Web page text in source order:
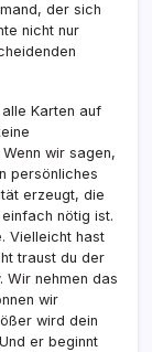
der sich
nicht nur
Karten auf
wir sagen,
persönliches
erzeugt, die
nötig ist.
Vielleicht hast
traust du der
Wir nehmen das
wir
wird dein
er beginnt